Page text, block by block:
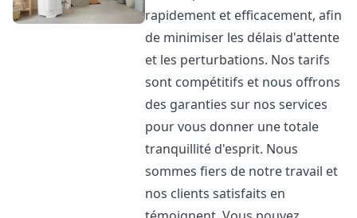
rapidement et efficacement, afin
de minimiser les délais d'attente
et les perturbations. Nos tarifs
sont compétitifs et nous offrons
des garanties sur nos services
pour vous donner une totale
tranquillité d'esprit. Nous
sommes fiers de notre travail et
nos clients satisfaits en